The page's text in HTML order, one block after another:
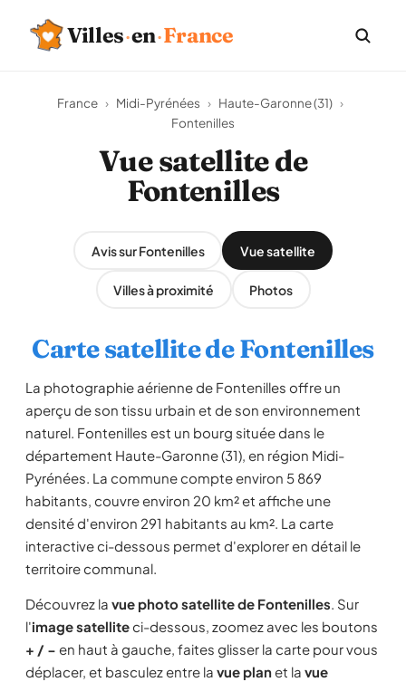
Villes·en·France
France › Midi-Pyrénées › Haute-Garonne (31) ›
Fontenilles
Vue satellite de
Fontenilles
Avis sur Fontenilles Vue satellite
Villes à proximité Photos
Carte satellite de Fontenilles
La photographie aérienne de Fontenilles offre un
aperçu de son tissu urbain et de son environnement
naturel. Fontenilles est un bourg située dans le
département Haute-Garonne (31), en région Midi-
Pyrénées. La commune compte environ 5 869
habitants, couvre environ 20 km² et affiche une
densité d'environ 291 habitants au km². La carte
interactive ci-dessous permet d'explorer en détail le
territoire communal.
Découvrez la vue photo satellite de Fontenilles. Sur
l'image satelliteci-dessous, zoomez avec les boutons
+ / − en haut à gauche, faites glisser la carte pour vous
déplacer, et basculez entre la vue planet la vue